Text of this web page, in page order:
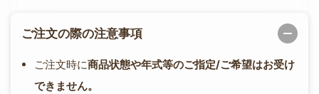
ご注文の際の注意事項
ご注文時に商品状態や年式等のご指定/ご希望はお受け
できません。